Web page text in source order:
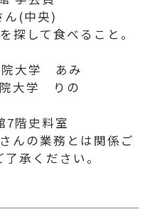
(中央)
探して食べること。
院大学 あみ
院大学 りの
7階史料室
んの業務とは関係ご
承ください。